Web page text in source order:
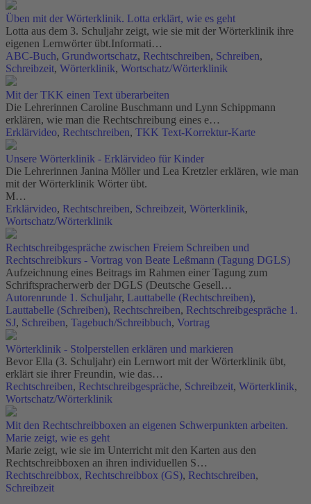
Üben mit der Wörterklinik. Lotta erklärt, wie es geht
Lotta aus dem 3. Schuljahr zeigt, wie sie mit der Wörterklinik ihre
eigenen Lernwörter übt.Informati…
ABC-Buch, Grundwortschatz, Rechtschreiben, Schreiben,
Schreibzeit, Wörterklinik, Wortschatz/Wörterklinik
Mit der TKK einen Text überarbeiten
Die Lehrerinnen Caroline Buschmann und Lynn Schippmann
erklären, wie man die Rechtschreibung eines e…
Erklärvideo, Rechtschreiben, TKK Text-Korrektur-Karte
Unsere Wörterklinik - Erklärvideo für Kinder
Die Lehrerinnen Janina Möller und Lea Kretzler erklären, wie man
mit der Wörterklinik Wörter übt.
M…
Erklärvideo, Rechtschreiben, Schreibzeit, Wörterklinik,
Wortschatz/Wörterklinik
Rechtschreibgespräche zwischen Freiem Schreiben und
Rechtschreibkurs - Vortrag von Beate Leßmann (Tagung DGLS)
Aufzeichnung eines Beitrags im Rahmen einer Tagung zum
Schriftspracherwerb der DGLS (Deutsche Gesell…
Autorenrunde 1. Schuljahr, Lauttabelle (Rechtschreiben),
Lauttabelle (Schreiben), Rechtschreiben, Rechtschreibgespräche 1.
SJ, Schreiben, Tagebuch/Schreibbuch, Vortrag
Wörterklinik - Stolperstellen erklären und markieren
Bevor Ella (3. Schuljahr) ein Lernwort mit der Wörterklinik übt,
erklärt sie ihrer Freundin, wie das…
Rechtschreiben, Rechtschreibgespräche, Schreibzeit, Wörterklinik,
Wortschatz/Wörterklinik
Mit den Rechtschreibboxen an eigenen Schwerpunkten arbeiten.
Marie zeigt, wie es geht
Marie zeigt, wie sie im Unterricht mit den Karten aus den
Rechtschreibboxen an ihren individuellen S…
Rechtschreibbox, Rechtschreibbox (GS), Rechtschreiben,
Schreibzeit